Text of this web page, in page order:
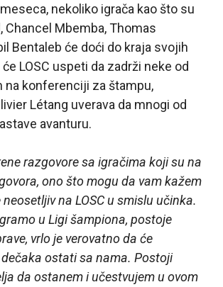
nekoliko igrača kao što su
Chancel Mbemba, Thomas
Bentaleb će doći do kraja svojih
će LOSC uspeti da zadrži neke od
na konferenciji za štampu,
Létang uverava da mnogi od
avanturu.
razgovore sa igračima koji su na
ono što mogu da vam kažem
na LOSC u smislu učinka.
u Ligi šampiona, postoje
vrlo je verovatno da će
ostati sa nama. Postoji
da ostanem i učestvujem u ovom